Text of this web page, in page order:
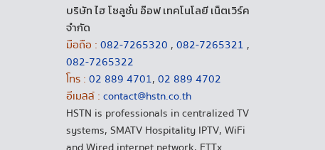
บริษัท ไฮ โซลูชั่น อ๊อฟ เทคโนโลยี เน็ตเวิร์ค
จำกัด
มือถือ : 082-7265320 , 082-7265321 ,
082-7265322
โทร : 02 889 4701, 02 889 4702
อีเมลล์ : contact@hstn.co.th
HSTN is professionals in centralized TV
systems, SMATV Hospitality IPTV, WiFi